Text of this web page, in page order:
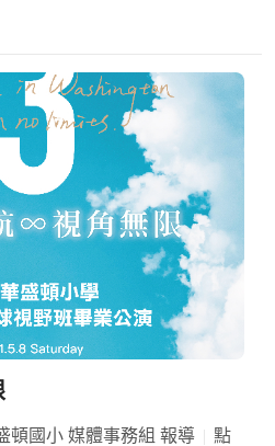
頓國小 媒體事務組 報導
點